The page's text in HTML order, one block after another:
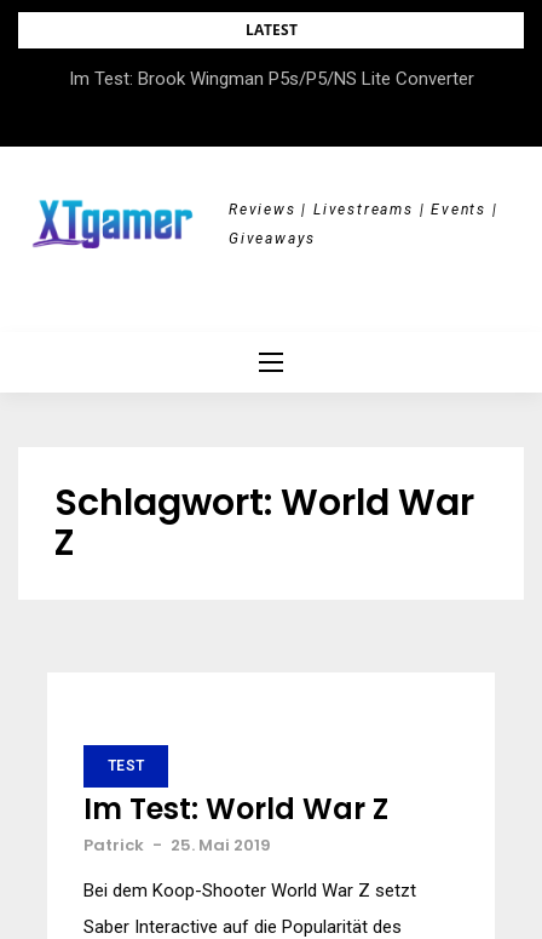
Skip
LATEST
Im Test: Brook Wingman P5s/P5/NS Lite Converter
DOK.fest München 2026 – Empowered, HerStory, Beyond
Reviews | Livestreams | Events |
Giveaways
Schlagwort:World War
Z
TEST
Im Test: World War Z
Patrick - 25. Mai 2019
Bei dem Koop-Shooter World War Z setzt
Saber Interactive auf die Popularität des